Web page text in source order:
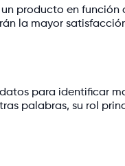
producto en
la mayor
para identificar
palabras, su rol